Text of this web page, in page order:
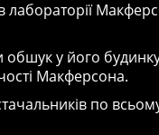
у його будинку
Макферсона.
по всьому